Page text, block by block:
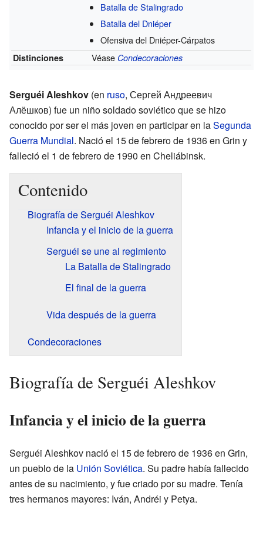
Batalla de Stalingrado
Batalla del Dniéper
Ofensiva del Dniéper-Cárpatos
Distinciones Véase Condecoraciones
Serguéi Aleshkov (en ruso, Сергей Андреевич
Алёшков) fue un niño soldado soviético que se hizo
conocido por ser el más joven en participar en laSegunda
Guerra Mundial. Nació el 15 de febrero de 1936 en Grin y
falleció el 1 de febrero de 1990 en Cheliábinsk.
Contenido
Biografía de Serguéi Aleshkov
Infancia y el inicio de la guerra
Serguéi se une al regimiento
La Batalla de Stalingrado
El final de la guerra
Vida después de la guerra
Condecoraciones
Biografía de Serguéi Aleshkov
Infancia y el inicio de la guerra
Serguéi Aleshkov nació el 15 de febrero de 1936 en Grin,
un pueblo de la Unión Soviética. Su padre había fallecido
antes de su nacimiento, y fue criado por su madre. Tenía
tres hermanos mayores: Iván, Andréi y Petya.